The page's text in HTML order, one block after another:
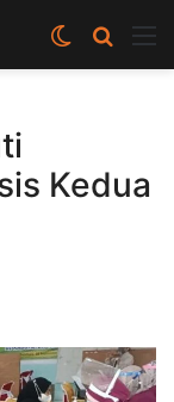
Cari
berita
Switch
skin
Kedua